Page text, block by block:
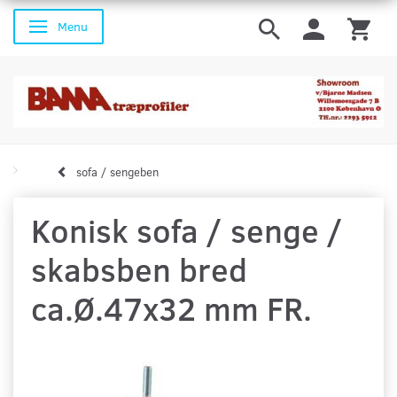
Skifte navigation
Menu
sofa / sengeben
Konisk sofa / senge /
skabsben bred
ca.Ø.47x32 mm FR.